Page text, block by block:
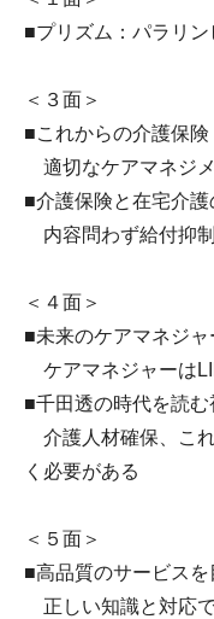
■プリズム：パラリン
＜３面＞
■これからの介護保
適切なケアマネジ
■介護保険と在宅介
内容問わず給付抑
＜４面＞
■未来のケアマネジ
ケアマネジャーは
■千田透の時代を読む
介護人材確保、こ
く必要がある
＜５面＞
■高品質のサービスを
正しい知識と対応